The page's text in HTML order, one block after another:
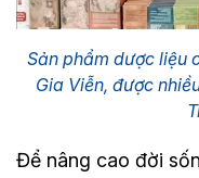
Sản phẩm dược liệu
Gia Viễn, được
Để nâng cao đời